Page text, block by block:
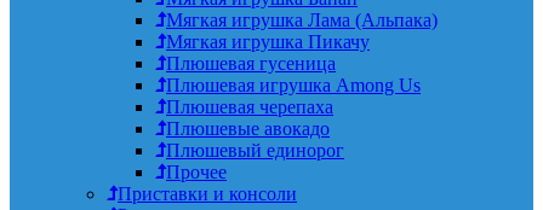
Мягкая игрушка Лама (Альпака)
Мягкая игрушка Пикачу
Плюшевая гусеница
Плюшевая игрушка Among Us
Плюшевая черепаха
Плюшевые авокадо
Плюшевый единорог
Прочее
Приставки и консоли